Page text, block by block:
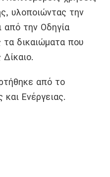
υλοποιώντας την
την Οδηγία
δικαιώματα που
από το
Ενέργειας.